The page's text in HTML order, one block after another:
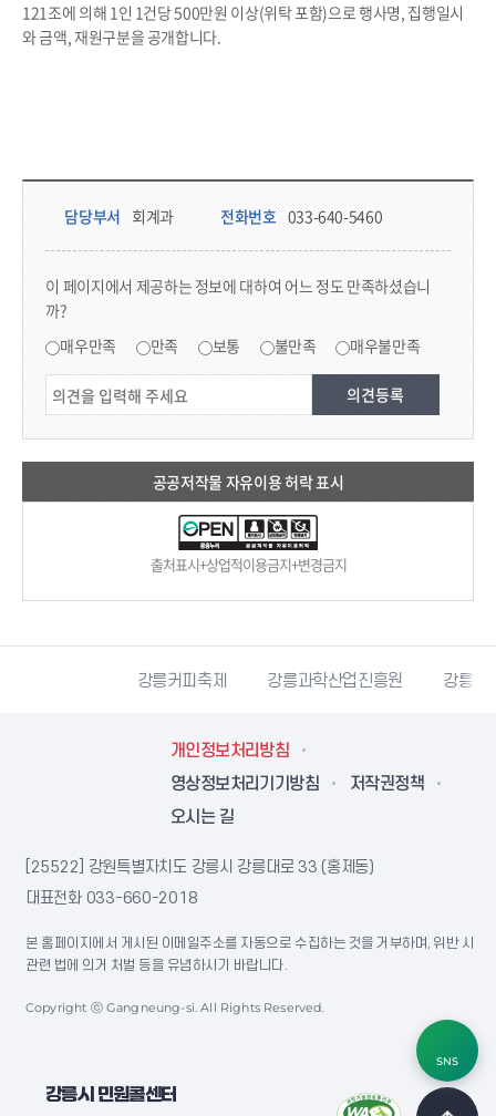
121조에 의해 1인 1건당 500만원 이상(위탁 포함)으로 행사명, 집행일시
와 금액, 재원구분을 공개합니다.
담당부서 정보 & 컨텐츠 만족도 조사 & 공공저작물 자유이용 허락 표시
담당부서 회계과 전화번호 033-640-5460
이 페이지에서 제공하는 정보에 대하여 어느 정도 만족하셨습니
까?
매우만족 만족 보통 불만족 매우불만족
공공저작물 자유이용 허락 표시
출처표시+상업적이용금지+변경금지
강릉커피축제 강릉과학산업진흥원 강릉문
개인정보처리방침
영상정보처리기기방침
저작권정책
오시는 길
[25522] 강원특별자치도 강릉시 강릉대로 33 (홍제동)
대표전화 033-660-2018
본 홈페이지에서 게시된 이메일주소를 자동으로 수집하는 것을 거부하며, 위반 시
관련 법에 의거 처벌 등을 유념하시기 바랍니다.
Copyright ⓒ Gangneung-si. All Rights Reserved.
강릉시 민원콜센터
SNS